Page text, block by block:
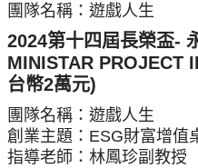
團隊名稱：遊戲人生
2024第十四屆長榮盃-
MINISTAR PROJECT
台幣2萬元)
團隊名稱：遊戲人生
創業主題：ESG財富增值
指導老師：林鳳珍副教授